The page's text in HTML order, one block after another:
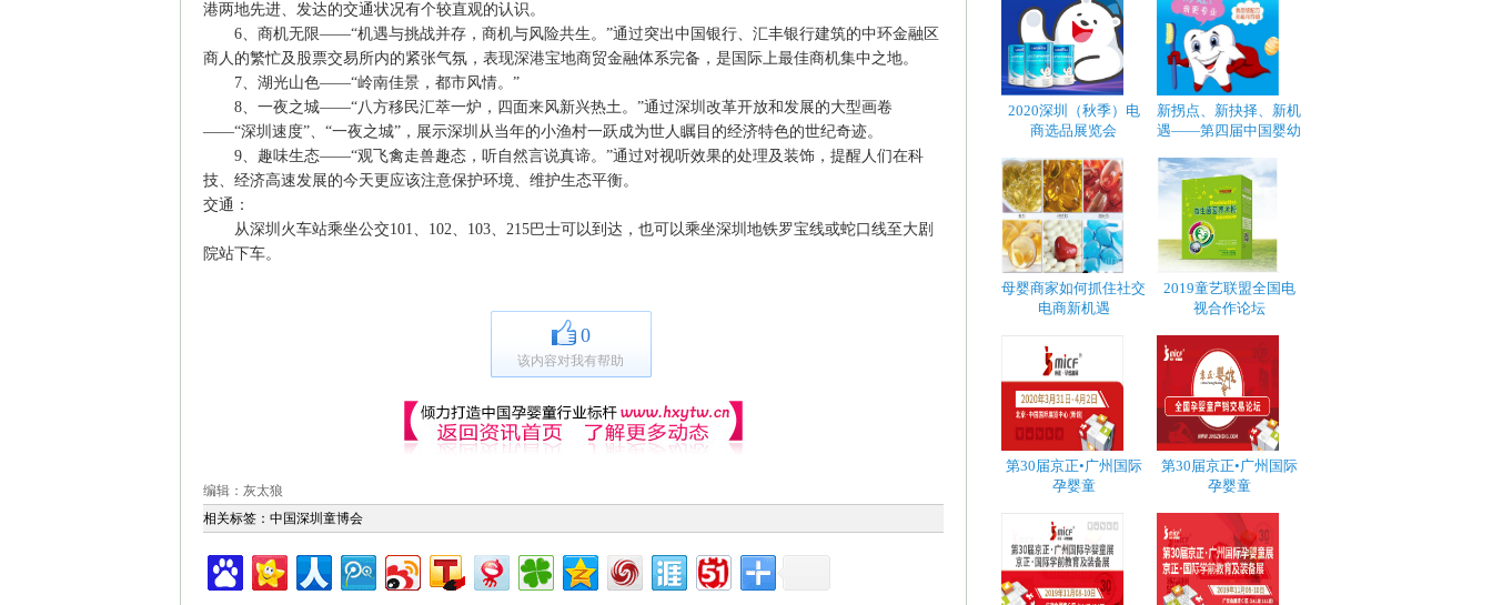
港两地先进、发达的交通状况有个较直观的认识。
6、商机无限——“机遇与挑战并存，商机与风险共生。”通过突出中国银行、汇丰银行建筑的中环金融区
商人的繁忙及股票交易所内的紧张气氛，表现深港宝地商贸金融体系完备，是国际上最佳商机集中之地。
7、湖光山色——“岭南佳景，都市风情。”
8、一夜之城——“八方移民汇萃一炉，四面来风新兴热土。”通过深圳改革开放和发展的大型画卷
——“深圳速度”、“一夜之城”，展示深圳从当年的小渔村一跃成为世人瞩目的经济特色的世纪奇迹。
9、趣味生态——“观飞禽走兽趣态，听自然言说真谛。”通过对视听效果的处理及装饰，提醒人们在科
技、经济高速发展的今天更应该注意保护环境、维护生态平衡。
交通：
从深圳火车站乘坐公交101、102、103、215巴士可以到达，也可以乘坐深圳地铁罗宝线或蛇口线至大剧
院站下车。
0
该内容对我有帮助
编辑：灰太狼
相关标签： 中国深圳童博会
2020深圳（秋季）电
商选品展览会
新拐点、新抉择、新机
遇——第四届中国婴幼
母婴商家如何抓住社交
电商新机遇
2019童艺联盟全国电
视合作论坛
第30届京正•广州国际
孕婴童
第30届京正•广州国际
孕婴童